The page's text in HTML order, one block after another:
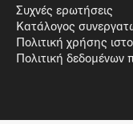
Συχνές ερωτήσεις
Κατάλογος
Πολιτική χρήσης
Πολιτική